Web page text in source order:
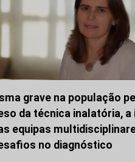
grave na população
da técnica inalatória,
equipas
no diagnóstico